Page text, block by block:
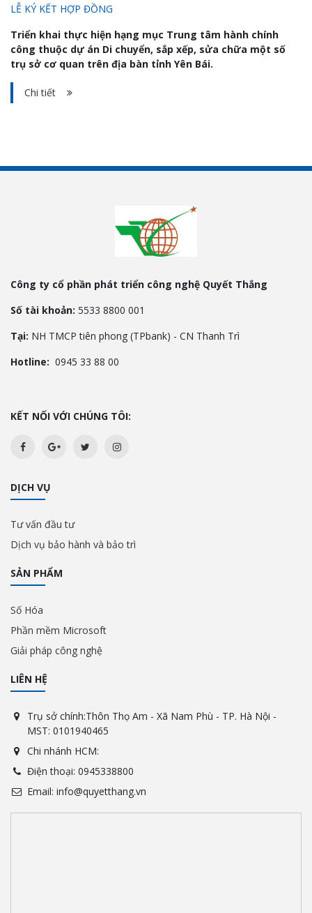
LỄ KÝ KẾT HỢP ĐỒNG
Triển khai thực hiện hạng mục Trung tâm hành chính
công thuộc dự án Di chuyển, sắp xếp, sửa chữa một số
trụ sở cơ quan trên địa bàn tỉnh Yên Bái.
Chi tiết
Công ty cổ phần phát triển công nghệ Quyết Thắng
Số tài khoản: 5533 8800 001
Tại: NH TMCP tiên phong (TPbank) - CN Thanh Trì
Hotline: 0945 33 88 00
KẾT NỐI VỚI CHÚNG TÔI:
DỊCH VỤ
Tư vấn đầu tư
Dịch vụ bảo hành và bảo trì
SẢN PHẨM
Số Hóa
Phần mềm Microsoft
Giải pháp công nghệ
LIÊN HỆ
Trụ sở chính:Thôn Thọ Am - Xã Nam Phù - TP. Hà Nội -
MST: 0101940465
Chi nhánh HCM:
Điện thoại: 0945338800
Email: info@quyetthang.vn